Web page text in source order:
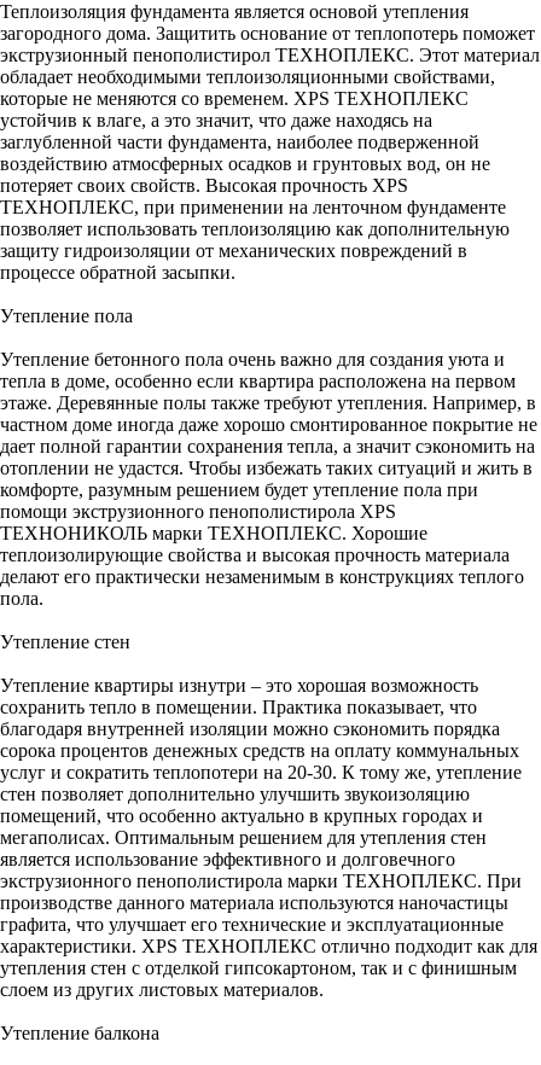
Теплоизоляция фундамента является основой утепления
загородного дома. Защитить основание от теплопотерь поможет
экструзионный пенополистирол ТЕХНОПЛЕКС. Этот материал
обладает необходимыми теплоизоляционными свойствами,
которые не меняются со временем. XPS ТЕХНОПЛЕКС
устойчив к влаге, а это значит, что даже находясь на
заглубленной части фундамента, наиболее подверженной
воздействию атмосферных осадков и грунтовых вод, он не
потеряет своих свойств. Высокая прочность XPS
ТЕХНОПЛЕКС, при применении на ленточном фундаменте
позволяет использовать теплоизоляцию как дополнительную
защиту гидроизоляции от механических повреждений в
процессе обратной засыпки.
Утепление пола
Утепление бетонного пола очень важно для создания уюта и
тепла в доме, особенно если квартира расположена на первом
этаже. Деревянные полы также требуют утепления. Например, в
частном доме иногда даже хорошо смонтированное покрытие не
дает полной гарантии сохранения тепла, а значит сэкономить на
отоплении не удастся. Чтобы избежать таких ситуаций и жить в
комфорте, разумным решением будет утепление пола при
помощи экструзионного пенополистирола XPS
ТЕХНОНИКОЛЬ марки ТЕХНОПЛЕКС. Хорошие
теплоизолирующие свойства и высокая прочность материала
делают его практически незаменимым в конструкциях теплого
пола.
Утепление стен
Утепление квартиры изнутри – это хорошая возможность
сохранить тепло в помещении. Практика показывает, что
благодаря внутренней изоляции можно сэкономить порядка
сорока процентов денежных средств на оплату коммунальных
услуг и сократить теплопотери на 20-30. К тому же, утепление
стен позволяет дополнительно улучшить звукоизоляцию
помещений, что особенно актуально в крупных городах и
мегаполисах. Оптимальным решением для утепления стен
является использование эффективного и долговечного
экструзионного пенополистирола марки ТЕХНОПЛЕКС. При
производстве данного материала используются наночастицы
графита, что улучшает его технические и эксплуатационные
характеристики. XPS ТЕХНОПЛЕКС отлично подходит как для
утепления стен с отделкой гипсокартоном, так и с финишным
слоем из других листовых материалов.
Утепление балкона